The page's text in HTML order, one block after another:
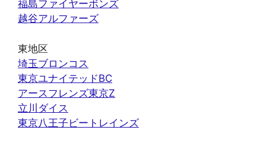
福島ファイヤーボンズ
越谷アルファーズ
東地区
埼玉ブロンコス
東京ユナイテッドBC
アースフレンズ東京Z
立川ダイス
東京八王子ビートレインズ